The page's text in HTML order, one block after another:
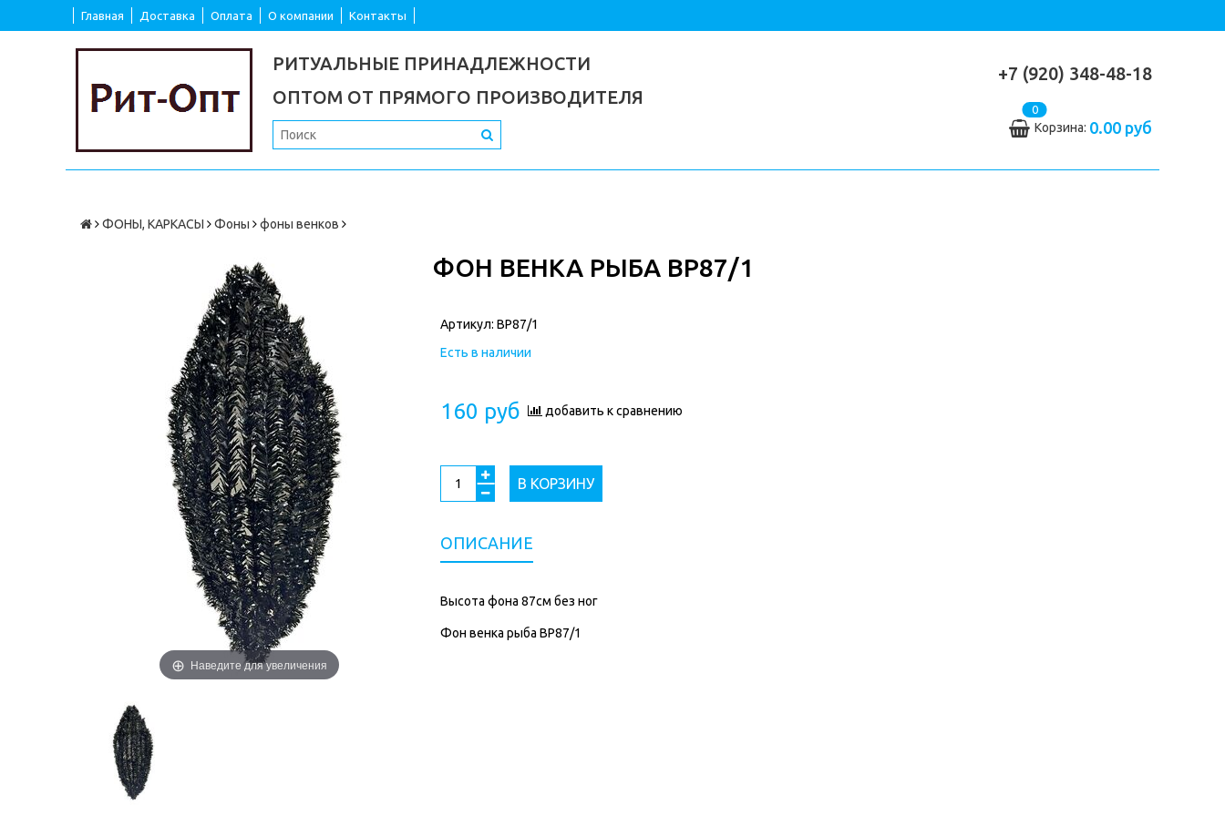
Главная Доставка Оплата О компании Контакты
РИТУАЛЬНЫЕ ПРИНАДЛЕЖНОСТИ
ОПТОМ ОТ ПРЯМОГО ПРОИЗВОДИТЕЛЯ
+7 (920) 348-48-18
0
Корзина: 0.00 руб
ФОНЫ, КАРКАСЫ Фоны фоны венков
ФОН ВЕНКА РЫБА ВР87/1
Наведите для увеличения
Артикул: ВР87/1
Есть в наличии
160 руб добавить к сравнению
В КОРЗИНУ
ОПИСАНИЕ
Высота фона 87см без ног
Фон венка рыба ВР87/1